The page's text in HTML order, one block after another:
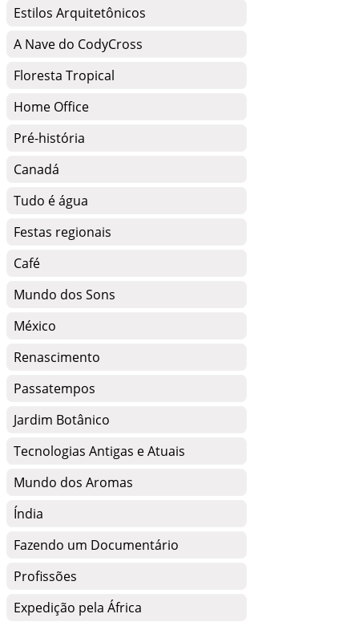
Estilos Arquitetônicos
A Nave do CodyCross
Floresta Tropical
Home Office
Pré-história
Canadá
Tudo é água
Festas regionais
Café
Mundo dos Sons
México
Renascimento
Passatempos
Jardim Botânico
Tecnologias Antigas e Atuais
Mundo dos Aromas
Índia
Fazendo um Documentário
Profissões
Expedição pela África